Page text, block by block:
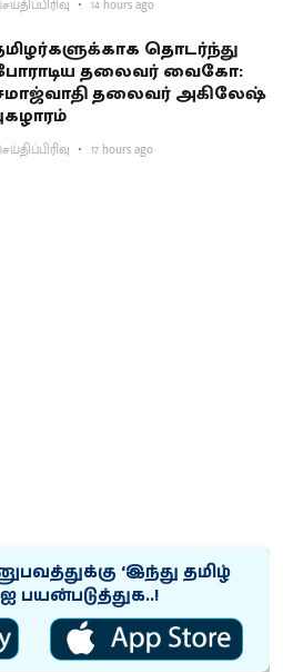
14 hours ago
தொடர்ந்து
தலைவர் வைகோ:
தலைவர் அகிலேஷ்
17 hours ago
‘இந்து தமிழ்
ஐ பயன்படுத்துக..!